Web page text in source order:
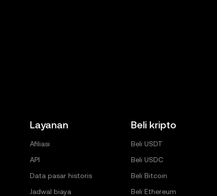
Layanan
Afiliasi
API
Data pasar historis
Jadwal biaya
Beli kripto
Beli USDT
Beli USDC
Beli Bitcoin
Beli Ethereum